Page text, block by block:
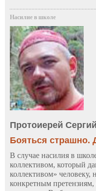
Насилие в школе
Протоиерей
Бояться страшно.
В случае насилия в
коллективом, который
коллективом» человеку,
конкретным